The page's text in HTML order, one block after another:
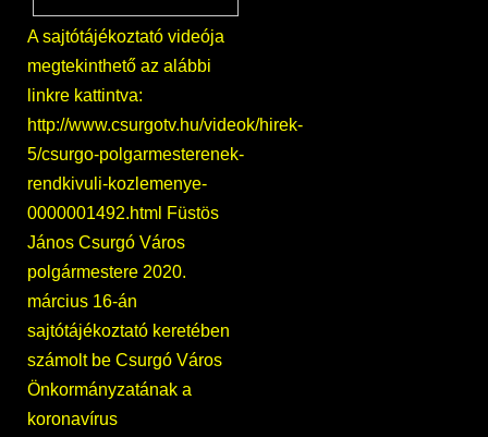
A sajtótájékoztató videója
megtekinthető az alábbi
linkre kattintva:
http://www.csurgotv.hu/videok/hirek-
5/csurgo-polgarmesterenek-
rendkivuli-kozlemenye-
0000001492.html Füstös
János Csurgó Város
polgármestere 2020.
március 16-án
sajtótájékoztató keretében
számolt be Csurgó Város
Önkormányzatának a
koronavírus